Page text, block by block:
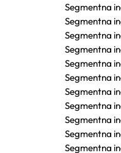
Segmentna
Segmentna
Segmentna
Segmentna
Segmentna
Segmentna
Segmentna
Segmentna
Segmentna
Segmentna
Segmentna